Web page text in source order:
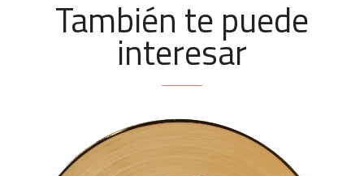
También te puede
interesar